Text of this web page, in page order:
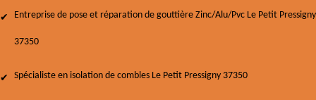
Entreprise de pose et réparation de gouttière Zinc/Alu/Pvc Le Petit Pressigny
37350
Spécialiste en isolation de combles Le Petit Pressigny 37350